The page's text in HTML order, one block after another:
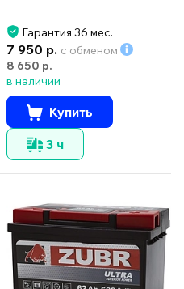
Гарантия 36 мес.
7 950 р. с обменом
8 650 р.
в наличии
Купить
3 ч